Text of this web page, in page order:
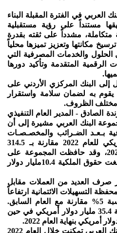
في الفترة المقبلة البناء
مستنداً على رؤية مستقبلية
مشدداً على ثقته بقدرة
مكانتها وتعزيز تميزها محلياً
الحلول والخدمات المصرفية التي
الرقمية المتقدمة وتأكيد دورها
إلى البنك المركزي الأردني على
يقوم به لضمان سلامة واستقرار
مختلف الظروف.
الصادق - المدير العام التنفيذي
البنك العربي مشيرة إلى أن
بـعـد الضـرائب والمخصـصـات
بلغت 544.3 مليون دولار أمريكي للعام 2022 مقارنة بـ 314.5
مليون دولار أمريكي للعام 2021، وقد حافظت المجموعة على
صلابة مركزها المالي، حيث بلغت حقوق الملكية 10.4مليار دولار
صرف العديد من العملات مقابل
التسهيلات الائتمانية ارتفاعاً
بنسبة 5% وودائع العملاء بنسبة 5% مقارنة مع العام السابق.
حيث بلغت التسهيلات الائتمانية 35.4 مليار دولار أمريكي في حين
وبينت الصادق أن مجموعة البنك العربي تمكنت خلال العام 2022